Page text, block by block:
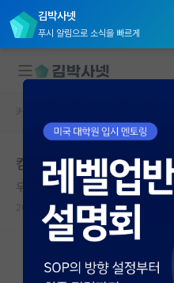
김박사넷
푸시 알림으로 소식을 빠르게
대학원생 모집
국내대학원 정보
연구실&오픈랩
커뮤니티
커뮤니티 홈
커뮤니티 홈
컴공 대학원 진학 객관적 평
우아한 미셸 푸코
2023.06.14 7 1686